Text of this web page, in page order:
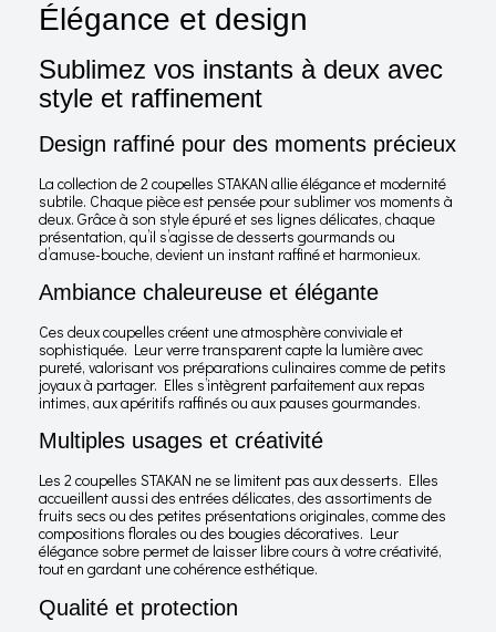
Élégance et design
Sublimez vos instants à deux avec
style et raffinement
Design raffiné pour des moments précieux
La collection de 2 coupelles STAKAN allie élégance et modernité
subtile. Chaque pièce est pensée pour sublimer vos moments à
deux. Grâce à son style épuré et ses lignes délicates, chaque
présentation, qu’il s’agisse de desserts gourmands ou
d’amuse-bouche, devient un instant raffiné et harmonieux.
Ambiance chaleureuse et élégante
Ces deux coupelles créent une atmosphère conviviale et
sophistiquée. Leur verre transparent capte la lumière avec
pureté, valorisant vos préparations culinaires comme de petits
joyaux à partager. Elles s’intègrent parfaitement aux repas
intimes, aux apéritifs raffinés ou aux pauses gourmandes.
Multiples usages et créativité
Les 2 coupelles STAKAN ne se limitent pas aux desserts. Elles
accueillent aussi des entrées délicates, des assortiments de
fruits secs ou des petites présentations originales, comme des
compositions florales ou des bougies décoratives. Leur
élégance sobre permet de laisser libre cours à votre créativité,
tout en gardant une cohérence esthétique.
Qualité et protection